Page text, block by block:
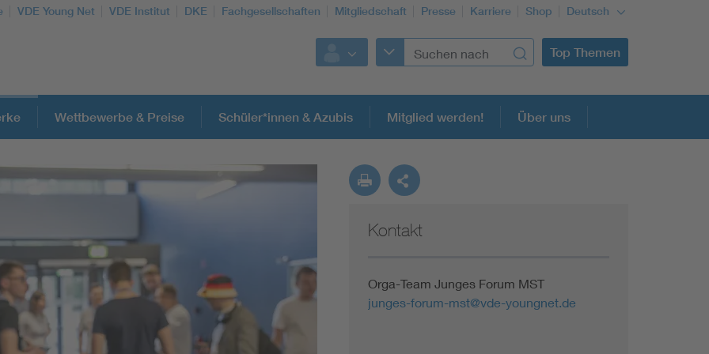
VDE Young Net VDE Institut DKE Fachgesellschaften Mitgliedschaft Presse Karriere Shop Deutsch
Top Themen
Weitere Themen
Electromobility
Energy efficiency
Building Services Engineering
Information and communications technology ICT
Wettbewerbe & Preise Schüler*innen & Azubis Mitglied werden! Über uns
Kontakt
Orga-Team Junges Forum MST
junges-forum-mst@vde-youngnet.de